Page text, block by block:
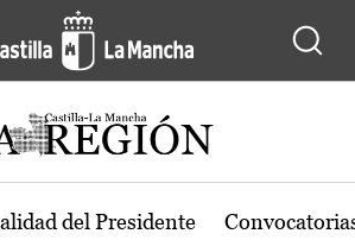
la región de Castilla-
del Presidente